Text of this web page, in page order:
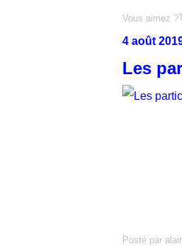
Vous aimez ?
4 août
Les
Posté par